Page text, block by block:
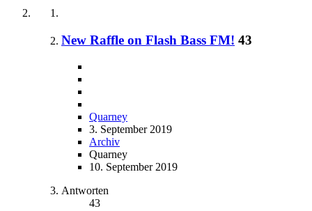
New Raffle on Flash Bass FM! 43
Quarney
3. September 2019
Archiv
Quarney
10. September 2019
Antworten
43